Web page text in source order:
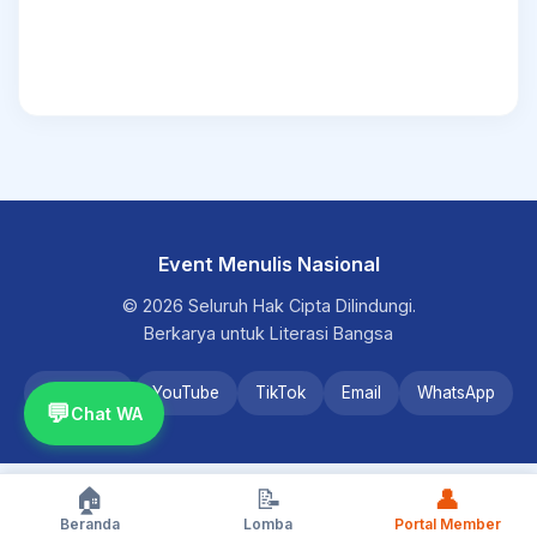
Event Menulis Nasional
© 2026 Seluruh Hak Cipta Dilindungi.
Berkarya untuk Literasi Bangsa
YouTube TikTok Email WhatsApp
💬Chat WA
🏠
Beranda
📝
Lomba
👤
Portal Member